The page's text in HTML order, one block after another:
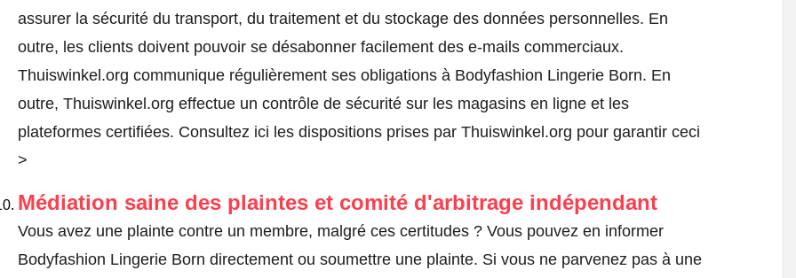
assurer la sécurité du transport, du traitement et du stockage des données personnelles. En
outre, les clients doivent pouvoir se désabonner facilement des e-mails commerciaux.
Thuiswinkel.org communique régulièrement ses obligations à Bodyfashion Lingerie Born. En
outre, Thuiswinkel.org effectue un contrôle de sécurité sur les magasins en ligne et les
plateformes certifiées. Consultez ici les dispositions prises par Thuiswinkel.org pour garantir ceci
>
Médiation saine des plaintes et comité d'arbitrage indépendant
Vous avez une plainte contre un membre, malgré ces certitudes ? Vous pouvez en informer
Bodyfashion Lingerie Born directement ou soumettre une plainte. Si vous ne parvenez pas à une